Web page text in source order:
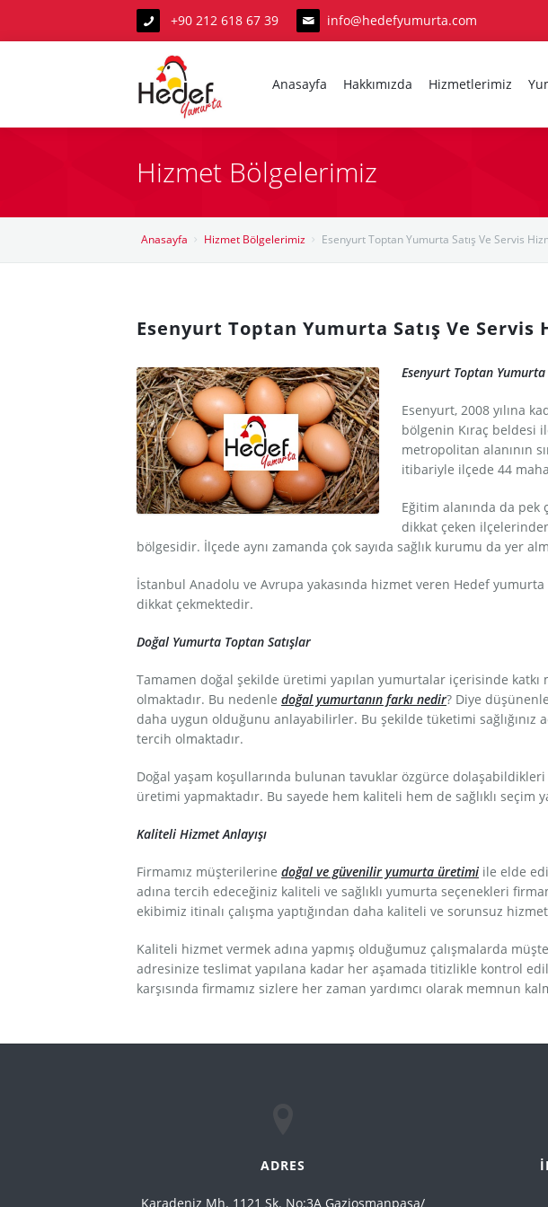
+90 212 618 67 39 info@hedefyumurta.com
Anasayfa Hakkımızda Hizmetlerimiz
Anasayfa
Yumurta Hakkında
Hizmet Bölgelerimiz
Ürünlerimiz
Galeri
Referanslar
İletişim
Hizmet Bölgelerimiz
Anasayfa Hizmet Bölgelerimiz Esenyurt Toptan Yumurta Satış Ve Servis
Esenyurt Toptan Yumurta Satış Ve Servis
Esenyurt Toptan Yumurta
Esenyurt, 2008 yılına
bölgenin Kıraç beldesi
metropolitan alanının
itibariyle ilçede 44
Eğitim alanında da pek
dikkat çeken
bölgesidir. İlçede aynı zamanda çok sayıda sağlık kurumu da yer
İstanbul Anadolu ve Avrupa yakasında hizmet veren Hedef yumurta
dikkat çekmektedir.
Doğal Yumurta Toptan Satışlar
Tamamen doğal şekilde üretimi yapılan yumurtalar içerisinde katkı
olmaktadır. Bu nedenle doğal yumurtanın farkı nedir? Diye
daha uygun olduğunu anlayabilirler. Bu şekilde tüketimi sağlığınız
tercih olmaktadır.
Doğal yaşam koşullarında bulunan tavuklar özgürce
üretimi yapmaktadır. Bu sayede hem kaliteli hem de sağlıklı
Kaliteli Hizmet Anlayışı
Firmamız müşterilerine doğal ve güvenilir yumurta üretimi ile elde
adına tercih edeceğiniz kaliteli ve sağlıklı yumurta seçenekleri
ekibimiz itinalı çalışma yaptığından daha kaliteli ve sorunsuz
Kaliteli hizmet vermek adına yapmış olduğumuz çalışmalarda
adresinize teslimat yapılana kadar her aşamada titizlikle kontrol
karşısında firmamız sizlere her zaman yardımcı olarak memnun
ADRES
Karadeniz Mh. 1121 Sk. No:3A Gaziosmanpaşa/